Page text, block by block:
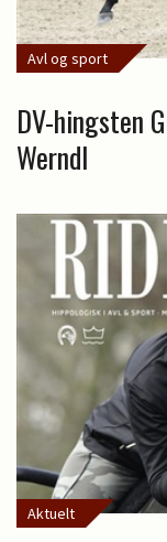
Avl og sport
DV-hingsten
Werndl
Aktuelt